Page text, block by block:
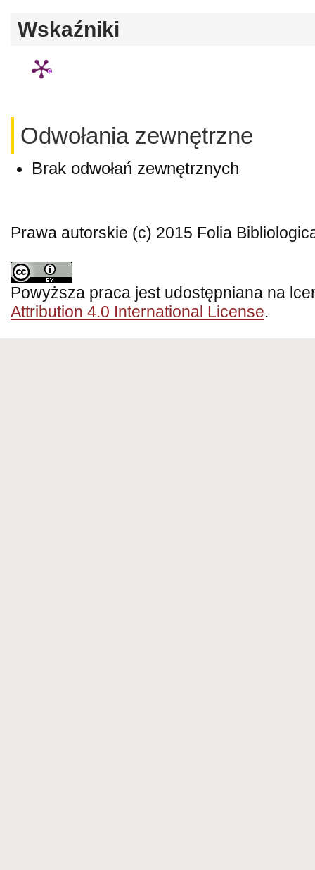
Wskaźniki
Odwołania zewnętrzne
Brak odwołań zewnętrznych
Prawa autorskie (c) 2015 Folia
Powyższa praca jest udostępniana na
Attribution 4.0 International License.